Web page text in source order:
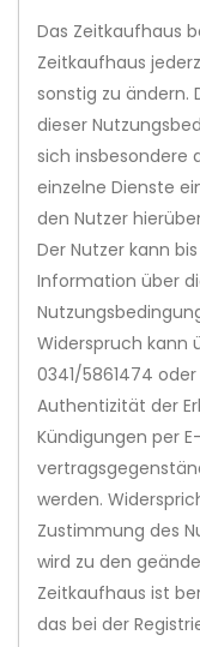
Das Zeitkaufhaus
Zeitkaufhaus
sonstig zu ändern.
dieser
sich insbesondere
einzelne Dienste
den Nutzer
Der Nutzer kann
Information über
Widerspruch kann
0341/5861474
Authentizität der
Kündigungen per
werden.
Zustimmung des
wird zu den
Zeitkaufhaus ist
das bei der